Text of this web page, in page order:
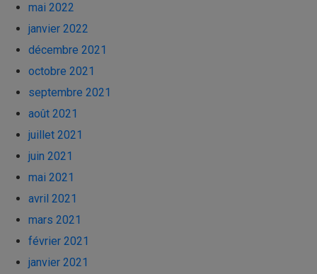
mai 2022
janvier 2022
décembre 2021
octobre 2021
septembre 2021
août 2021
juillet 2021
juin 2021
mai 2021
avril 2021
mars 2021
février 2021
janvier 2021